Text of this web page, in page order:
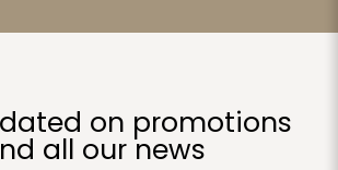
on promotions
all our news